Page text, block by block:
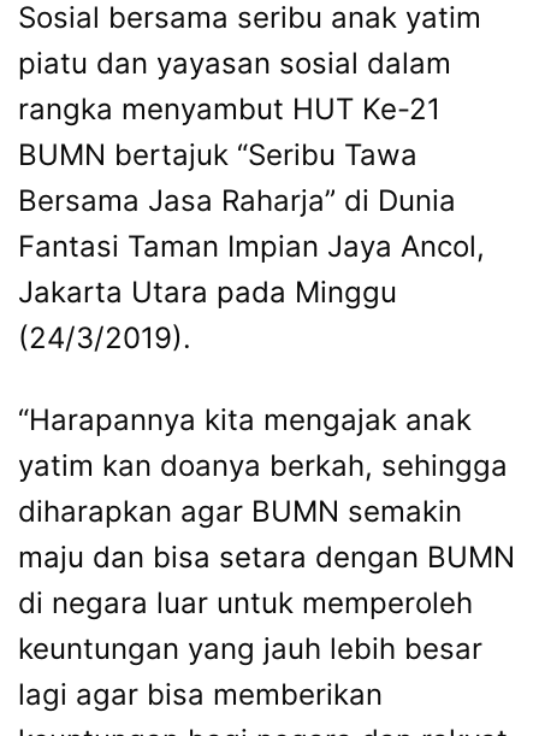
Sosial bersama seribu anak yatim
piatu dan yayasan sosial dalam
rangka menyambut HUT Ke-21
BUMN bertajuk “Seribu Tawa
Bersama Jasa Raharja” di Dunia
Fantasi Taman Impian Jaya Ancol,
Jakarta Utara pada Minggu
(24/3/2019).
“Harapannya kita mengajak anak
yatim kan doanya berkah, sehingga
diharapkan agar BUMN semakin
maju dan bisa setara dengan BUMN
di negara luar untuk memperoleh
keuntungan yang jauh lebih besar
lagi agar bisa memberikan